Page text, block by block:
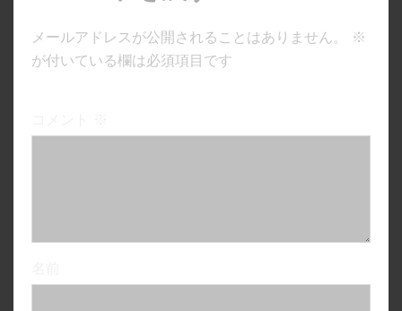
メールアドレスが公開されることはありません。
※
が付いている欄は必須項目です